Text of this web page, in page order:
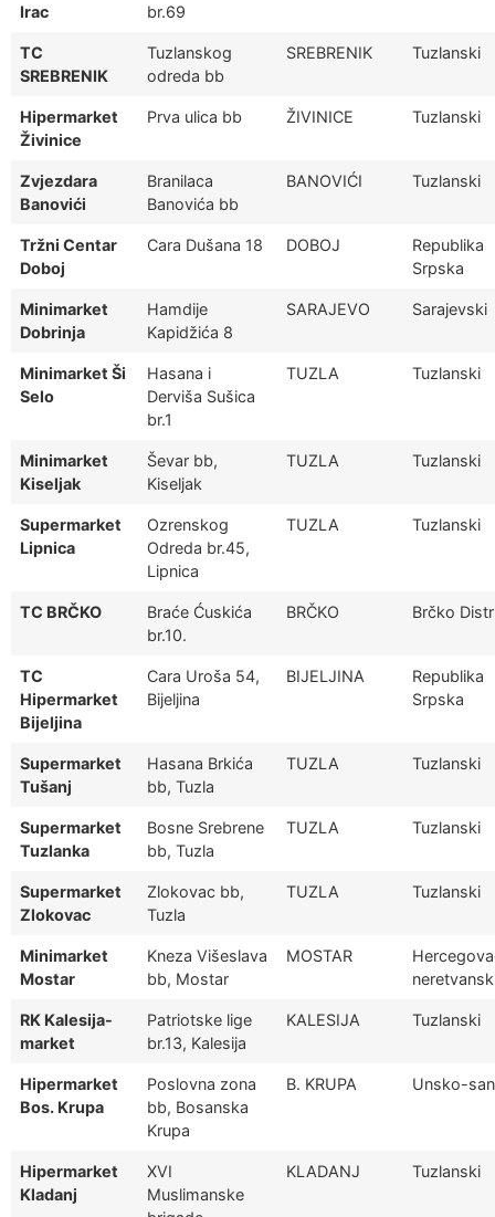
Irac
br.69
TC
SREBRENIK
Tuzlanskog
odreda bb
SREBRENIK Tuzlanski
Hipermarket
Živinice
Prva ulica bb ŽIVINICE Tuzlanski
Zvjezdara
Banovići
Branilaca
Banovića bb
BANOVIĆI Tuzlanski
Tržni Centar
Doboj
Cara Dušana 18 DOBOJ
Republika
Srpska
Minimarket
Dobrinja
Hamdije
Kapidžića 8
SARAJEVO Sarajevski
Minimarket Ši
Selo
Hasana i
Derviša Sušica
br.1
TUZLA Tuzlanski
Minimarket
Kiseljak
Ševar bb,
Kiseljak
TUZLA Tuzlanski
Supermarket
Lipnica
Ozrenskog
Odreda br.45,
Lipnica
TUZLA Tuzlanski
TC BRČKO
Braće Ćuskića
br.10.
BRČKO Brčko
TC
Hipermarket
Bijeljina
Cara Uroša 54,
Bijeljina
BIJELJINA
Republika
Srpska
Supermarket
Tušanj
Hasana Brkića
bb, Tuzla
TUZLA Tuzlanski
Supermarket
Tuzlanka
Bosne Srebrene
bb, Tuzla
TUZLA Tuzlanski
Supermarket
Zlokovac
Zlokovac bb,
Tuzla
TUZLA Tuzlanski
Minimarket
Mostar
Kneza Višeslava
bb, Mostar
MOSTAR
RK Kalesija-
market
Patriotske lige
br.13, Kalesija
KALESIJA Tuzlanski
Hipermarket
Bos. Krupa
Poslovna zona
bb, Bosanska
Krupa
B. KRUPA Unsko-
Hipermarket
Kladanj
XVI
Muslimanske
KLADANJ Tuzlanski